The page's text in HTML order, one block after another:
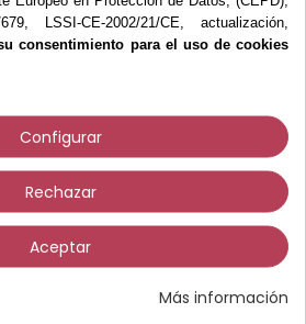
Pinza Kocher C/D 1X2
14 cm. Aesculap
LSSI-CE-2002/21/CE, actualización,
consentimiento para el uso de cookies
Configurar
Rechazar
Aceptar
Más información